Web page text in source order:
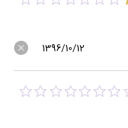
1396/10/12